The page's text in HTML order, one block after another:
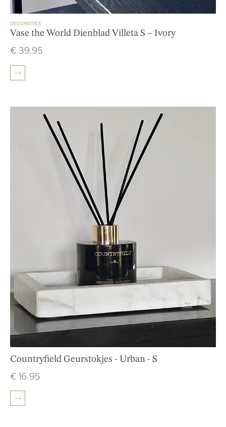
DECORATIES
Vase the World Dienblad Villeta S – Ivory
€ 39.95
Countryfield Geurstokjes - Urban - S
€ 16.95